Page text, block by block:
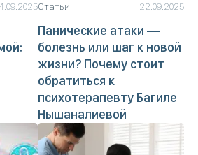
Статьи 22.09.2025
Панические атаки —
болезнь или шаг к новой
жизни? Почему стоит
обратиться к
психотерапевту Багиле
Нышаналиевой